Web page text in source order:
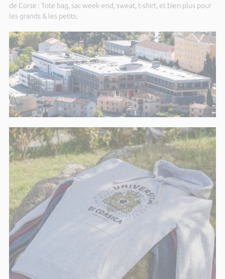
de Corse : Tote bag, sac week-end, sweat, t-shirt, et bien plus pour
les grands & les petits.